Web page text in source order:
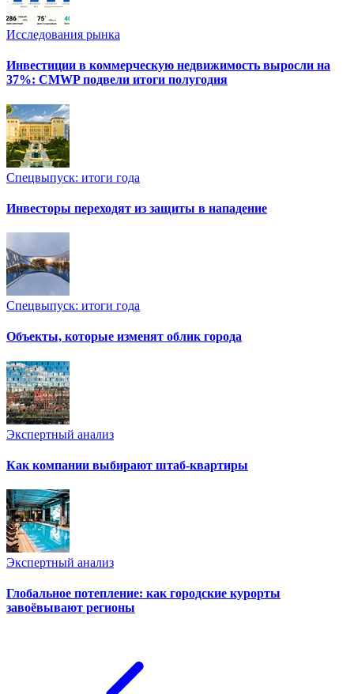
Исследования рынка
Инвестиции в коммерческую недвижимость выросли на
37%: CMWP подвели итоги полугодия
Спецвыпуск: итоги года
Инвесторы переходят из защиты в нападение
Спецвыпуск: итоги года
Объекты, которые изменят облик города
Экспертный анализ
Как компании выбирают штаб-квартиры
Экспертный анализ
Глобальное потепление: как городские курорты
завоёвывают регионы